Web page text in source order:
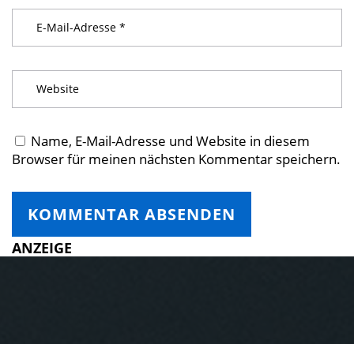
Name, E-Mail-Adresse und Website in diesem
Browser für meinen nächsten Kommentar speichern.
ANZEIGE